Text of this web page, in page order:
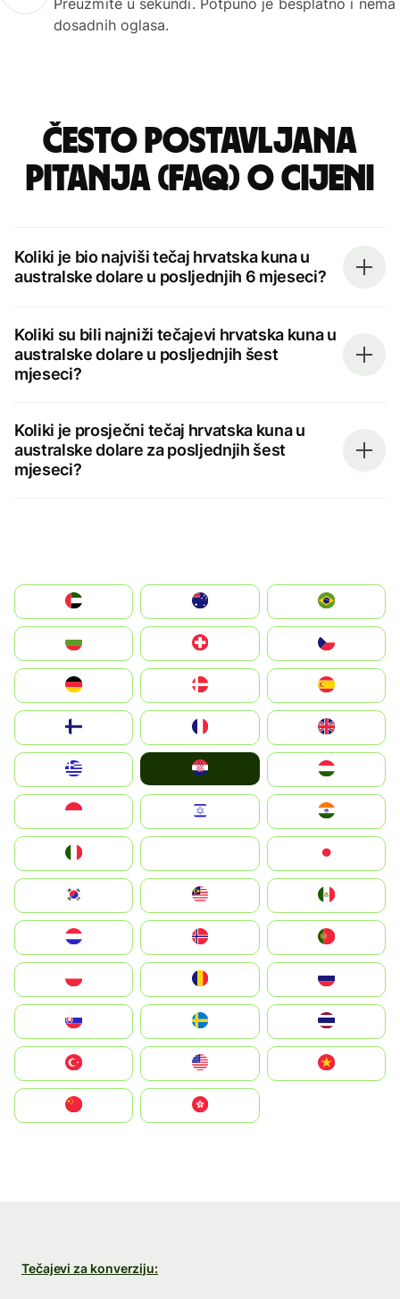
dosadnih oglasa.
Često postavljana
pitanja (FAQ) o cijeni
Koliki je bio najviši tečaj hrvatska kuna u
australske dolare u posljednjih 6 mjeseci?
Koliki su bili najniži tečajevi hrvatska kuna u
australske dolare u posljednjih šest
mjeseci?
Koliki je prosječni tečaj hrvatska kuna u
australske dolare za posljednjih šest
mjeseci?
الإمارات العربية المتحدة
Switzerland
Deutschland
United Kingdom
Magyarország
South Korea
United States
中國香港特別行政區
Tečajevi za konverziju: